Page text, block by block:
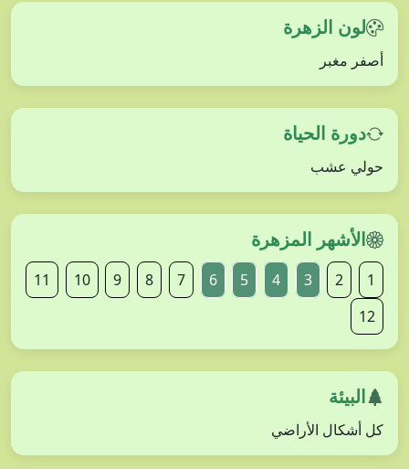
لون الزهرة
أصفر مغبر
دورة الحياة
حولي عشب
الأشهر المزهرة
1
2
3
4
5
6
7
8
9
10
11
12
البيئة
كل أشكال الأراضي